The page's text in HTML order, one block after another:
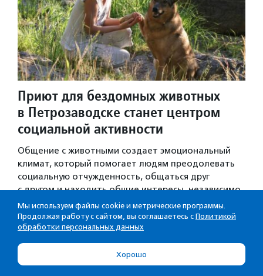
Приют для бездомных животных
в Петрозаводске станет центром
социальной активности
Общение с животными создает эмоциональный
климат, который помогает людям преодолевать
социальную отчужденность, общаться друг
с другом и находить общие интересы, независимо
от возраста, социального положения и убеждений.
Такова…
Новости · 06.08.2020 · Респ. Карелия
Мы используем файлы cookie и метрические программы.
Продолжая работу с сайтом, вы соглашаетесь с Политикой
обработки персональных данных
Хорошо